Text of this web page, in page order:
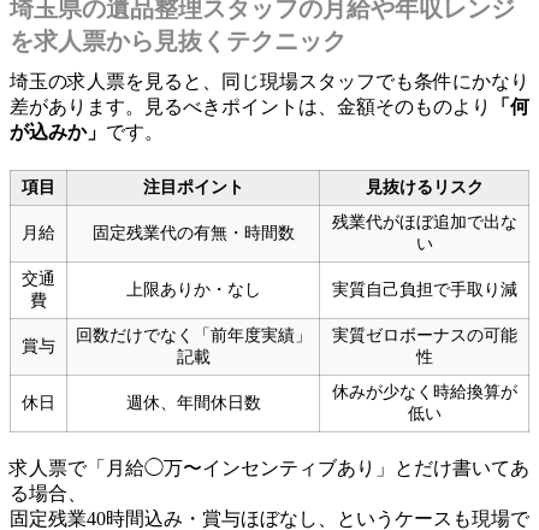
埼玉県の遺品整理スタッフの月給や年収レンジ
を求人票から見抜くテクニック
埼玉の求人票を見ると、同じ現場スタッフでも条件にかなり
差があります。見るべきポイントは、金額そのものより
「何
が込みか」 です。
項目 注目ポイント 見抜けるリスク
月給 固定残業代の有無・時間数
残業代がほぼ追加で出な
い
交通
費
上限ありか・なし 実質自己負担で手取り減
賞与
回数だけでなく「前年度実績」
記載
実質ゼロボーナスの可能
性
休日 週休、年間休日数
休みが少なく時給換算が
低い
求人票で「月給◯万〜インセンティブあり」とだけ書いてあ
る場合、
固定残業40時間込み・賞与ほぼなし、というケースも現場で